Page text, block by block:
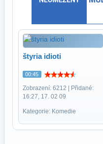
štyria idioti
00:45
Zobrazení: 6212 | Přidané:
16:27, 17. 02 09
Kategorie: Komedie